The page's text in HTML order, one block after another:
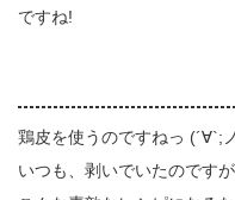
ですね!
鶏皮を使うのですねっ (´∀`;
いつも、剥いでいたのですが